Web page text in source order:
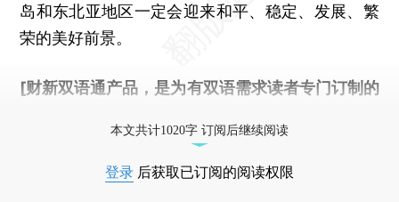
岛和东北亚地区一定会迎来和平、稳定、发展、繁
荣的美好前景。
[财新双语通产品，是为有双语需求读者专门订制的
本文共计1020字 订阅后继续阅读
登录 后获取已订阅的阅读权限